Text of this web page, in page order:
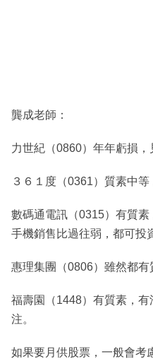
龔成老師：
力世紀（0860）年年虧損，
３６１度（0361）質素中等
數碼通電訊（0315）有質
手機銷售比過往弱，都可投
惠理集團（0806）雖然都有
福壽園（1448）有質素，
注。
如果要月供股票，一般會考